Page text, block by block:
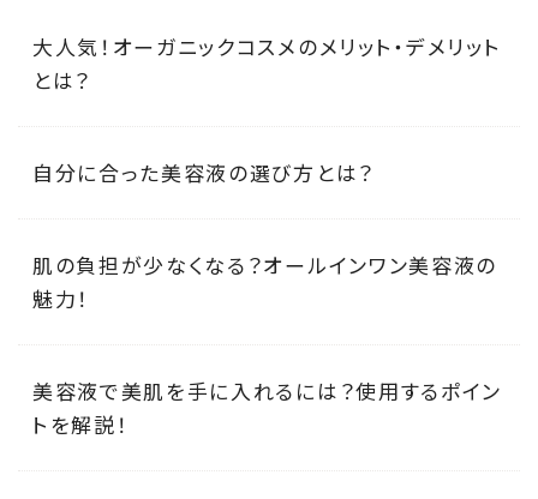
大人気！オーガニックコスメのメリット・デメリット
とは？
自分に合った美容液の選び方とは？
肌の負担が少なくなる？オールインワン美容液の
魅力！
美容液で美肌を手に入れるには？使用するポイン
トを解説！